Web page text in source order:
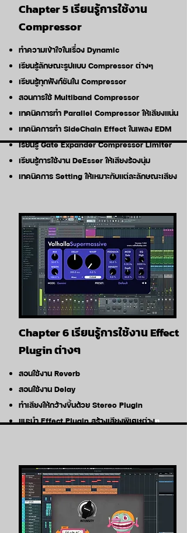
Chapter 5 เรียนรู้การใช้งาน
Compressor
ทำความเข้าใจในเรื่อง Dynamic
เรียนรู้ลักษณะรูปแบบ Compressor ต่างๆ
เรียนรู้ทุกฟังก์ชันใน Compressor
สอนการใช้ Multiband Compressor
เทคนิคการทำ Parallel Compressor ให้เสียงแน่น
เทคนิคการทำ SideChain Effect ในเพลง EDM
เรียนรู้ Gate Expander Compressor Limiter
เรียนรู้การใช้งาน DeEsser ให้เสียงร้องนุ่ม
เทคนิคการ Setting ให้เหมาะกับแต่ละลักษณะเสียง
Chapter 6 เรียนรู้การใช้งาน Effect
Plugin ต่างๆ
สอนใช้งาน Reverb
สอนใช้งาน Delay
ทำเสียงให้กว้างขึ้นด้วย Stereo Plugin
แนะนำ Effect Plugin สร้างเสียงพิเศษต่างๆ